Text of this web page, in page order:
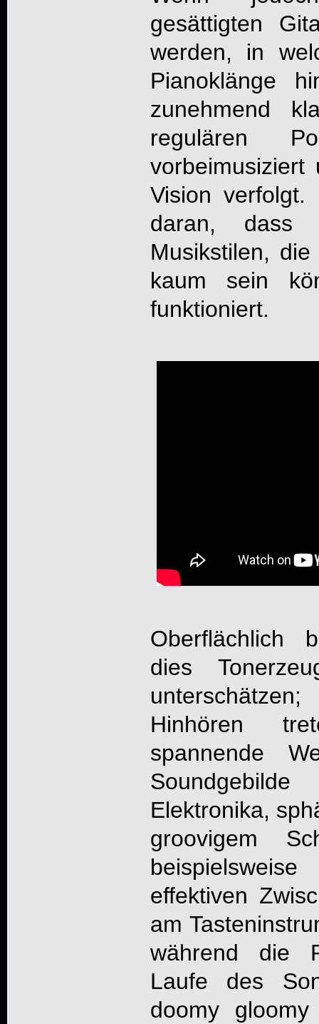
gesättigten
werden, in
Pianoklänge
zunehmend
regulären
vorbeimusiziert
Vision verfolgt.
daran, dass
Musikstilen,
kaum sein
funktioniert.
Oberflächlich
dies
Hinhören
spannende
Elektronika,
groovigem
effektiven
am
während die
Laufe des
doomy